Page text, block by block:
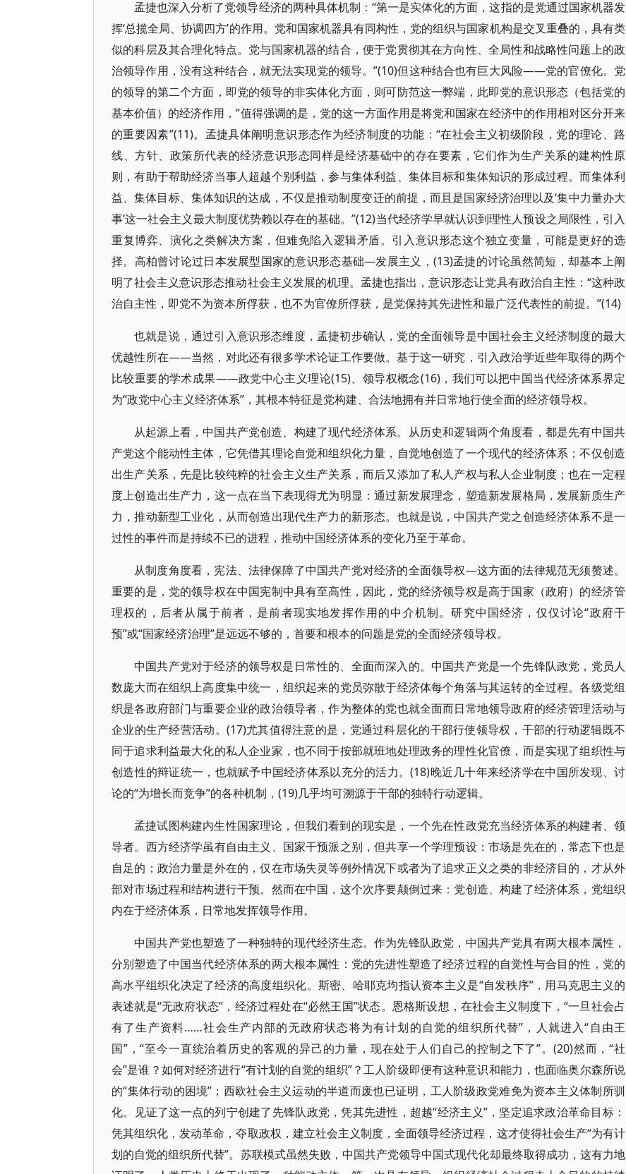
孟捷也深入分析了党领导经济的两种具体机制：“第一是实体化的方面，这指的是党通过国家机器发
挥‘总揽全局、协调四方’的作用。党和国家机器具有同构性，党的组织与国家机构是交叉重叠的，具有类
似的科层及其合理化特点。党与国家机器的结合，便于党贯彻其在方向性、全局性和战略性问题上的政
治领导作用，没有这种结合，就无法实现党的领导。”(10)但这种结合也有巨大风险——党的官僚化。党
的领导的第二个方面，即党的领导的非实体化方面，则可防范这一弊端，此即党的意识形态（包括党的
基本价值）的经济作用，“值得强调的是，党的这一方面作用是将党和国家在经济中的作用相对区分开来
的重要因素”(11)。孟捷具体阐明意识形态作为经济制度的功能：“在社会主义初级阶段，党的理论、路
线、方针、政策所代表的经济意识形态同样是经济基础中的存在要素，它们作为生产关系的建构性原
则，有助于帮助经济当事人超越个别利益，参与集体利益、集体目标和集体知识的形成过程。而集体利
益、集体目标、集体知识的达成，不仅是推动制度变迁的前提，而且是国家经济治理以及‘集中力量办大
事’这一社会主义最大制度优势赖以存在的基础。”(12)当代经济学早就认识到理性人预设之局限性，引入
重复博弈、演化之类解决方案，但难免陷入逻辑矛盾。引入意识形态这个独立变量，可能是更好的选
择。高柏曾讨论过日本发展型国家的意识形态基础—发展主义，(13)孟捷的讨论虽然简短，却基本上阐
明了社会主义意识形态推动社会主义发展的机理。孟捷也指出，意识形态让党具有政治自主性：“这种政
治自主性，即党不为资本所俘获，也不为官僚所俘获，是党保持其先进性和最广泛代表性的前提。”(14)
也就是说，通过引入意识形态维度，孟捷初步确认，党的全面领导是中国社会主义经济制度的最大
优越性所在——当然，对此还有很多学术论证工作要做。基于这一研究，引入政治学近些年取得的两个
比较重要的学术成果——政党中心主义理论(15)、领导权概念(16)，我们可以把中国当代经济体系界定
为“政党中心主义经济体系”，其根本特征是党构建、合法地拥有并日常地行使全面的经济领导权。
从起源上看，中国共产党创造、构建了现代经济体系。从历史和逻辑两个角度看，都是先有中国共
产党这个能动性主体，它凭借其理论自觉和组织化力量，自觉地创造了一个现代的经济体系；不仅创造
出生产关系，先是比较纯粹的社会主义生产关系，而后又添加了私人产权与私人企业制度；也在一定程
度上创造出生产力，这一点在当下表现得尤为明显：通过新发展理念，塑造新发展格局，发展新质生产
力，推动新型工业化，从而创造出现代生产力的新形态。也就是说，中国共产党之创造经济体系不是一
过性的事件而是持续不已的进程，推动中国经济体系的变化乃至于革命。
从制度角度看，宪法、法律保障了中国共产党对经济的全面领导权—这方面的法律规范无须赘述。
重要的是，党的领导权在中国宪制中具有至高性，因此，党的经济领导权是高于国家（政府）的经济管
理权的，后者从属于前者，是前者现实地发挥作用的中介机制。研究中国经济，仅仅讨论“政府干
预”或“国家经济治理”是远远不够的，首要和根本的问题是党的全面经济领导权。
中国共产党对于经济的领导权是日常性的、全面而深入的。中国共产党是一个先锋队政党，党员人
数庞大而在组织上高度集中统一，组织起来的党员弥散于经济体每个角落与其运转的全过程。各级党组
织是各政府部门与重要企业的政治领导者，作为整体的党也就全面而日常地领导政府的经济管理活动与
企业的生产经营活动。(17)尤其值得注意的是，党通过科层化的干部行使领导权，干部的行动逻辑既不
同于追求利益最大化的私人企业家，也不同于按部就班地处理政务的理性化官僚，而是实现了组织性与
创造性的辩证统一，也就赋予中国经济体系以充分的活力。(18)晚近几十年来经济学在中国所发现、讨
论的“为增长而竞争”的各种机制，(19)几乎均可溯源于干部的独特行动逻辑。
孟捷试图构建内生性国家理论，但我们看到的现实是，一个先在性政党充当经济体系的构建者、领
导者。西方经济学虽有自由主义、国家干预派之别，但共享一个学理预设：市场是先在的，常态下也是
自足的；政治力量是外在的，仅在市场失灵等例外情况下或者为了追求正义之类的非经济目的，才从外
部对市场过程和结构进行干预。然而在中国，这个次序要颠倒过来：党创造、构建了经济体系，党组织
内在于经济体系，日常地发挥领导作用。
中国共产党也塑造了一种独特的现代经济生态。作为先锋队政党，中国共产党具有两大根本属性，
分别塑造了中国当代经济体系的两大根本属性：党的先进性塑造了经济过程的自觉性与合目的性，党的
高水平组织化决定了经济的高度组织化。斯密、哈耶克均指认资本主义是“自发秩序”，用马克思主义的
表述就是“无政府状态”，经济过程处在“必然王国”状态。恩格斯设想，在社会主义制度下，“一旦社会占
有了生产资料……社会生产内部的无政府状态将为有计划的自觉的组织所代替”，人就进入“自由王
国”，“至今一直统治着历史的客观的异己的力量，现在处于人们自己的控制之下了”。(20)然而，“社
会”是谁？如何对经济进行“有计划的自觉的组织”？工人阶级即便有这种意识和能力，也面临奥尔森所说
的“集体行动的困境”；西欧社会主义运动的半道而废也已证明，工人阶级政党难免为资本主义体制所驯
化。见证了这一点的列宁创建了先锋队政党，凭其先进性，超越“经济主义”，坚定追求政治革命目标：
凭其组织化，发动革命，夺取政权，建立社会主义制度，全面领导经济过程，这才使得社会生产“为有计
划的自觉的组织所代替”。苏联模式虽然失败，中国共产党领导中国式现代化却最终取得成功，这有力地